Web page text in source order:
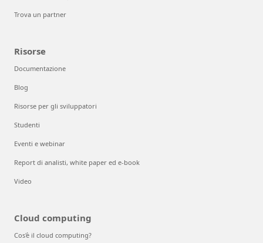
Trova un partner
Risorse
Documentazione
Blog
Risorse per gli sviluppatori
Studenti
Eventi e webinar
Report di analisti, white paper ed e-book
Video
Cloud computing
Cos'è il cloud computing?